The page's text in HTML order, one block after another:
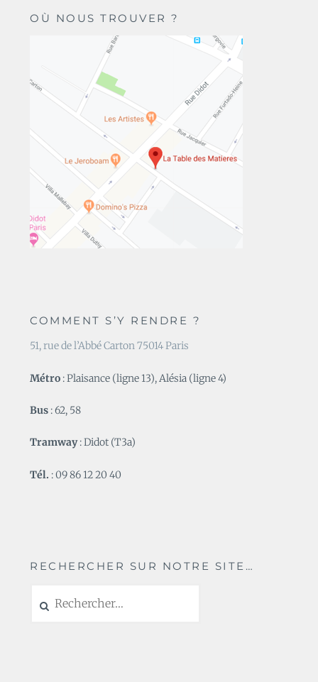
OÙ NOUS TROUVER ?
COMMENT S’Y RENDRE ?
51, rue de l’Abbé Carton 75014 Paris
Métro : Plaisance (ligne 13), Alésia (ligne 4)
Bus : 62, 58
Tramway: Didot (T3a)
Tél. : 09 86 12 20 40
RECHERCHER SUR NOTRE SITE…